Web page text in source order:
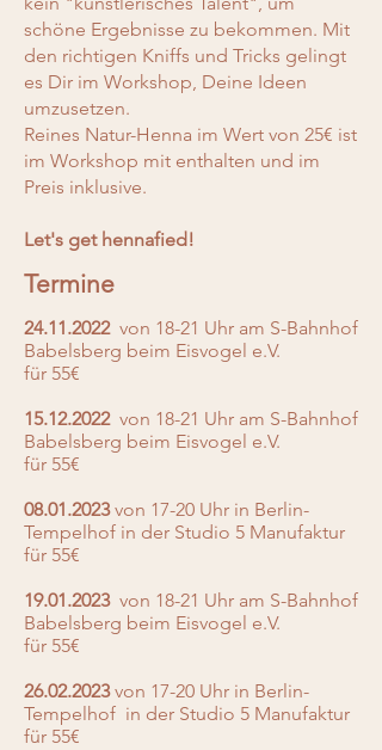
schöne Ergebnisse zu bekommen. Mit
den richtigen Kniffs und Tricks gelingt
es Dir im Workshop, Deine Ideen
umzusetzen.
Reines Natur-Henna im Wert von 25€ ist
im Workshop mit enthalten und im
Preis inklusive.
Let's get hennafied!
Termine
24.11.2022von 18-21 Uhr am S-Bahnhof
Babelsberg beim Eisvogel e.V.
für 55€
15.12.2022von 18-21 Uhr am S-Bahnhof
Babelsberg beim Eisvogel e.V.
für 55€
08.01.2023von 17-20 Uhr in Berlin-
Tempelhof in der Studio 5 Manufaktur
für 55€
19.01.2023von 18-21 Uhr am S-Bahnhof
Babelsberg beim Eisvogel e.V.
für 55€
26.02.2023von 17-20 Uhr in Berlin-
Tempelhof in der Studio 5 Manufaktur
für 55€